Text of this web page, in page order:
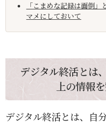
「こまめな記録は面倒
マメにしておいて
デジタル終活とは
上の情報
デジタル終活とは、自